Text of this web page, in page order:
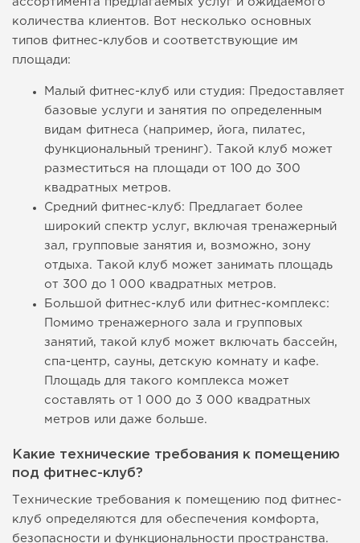
ассортимента предлагаемых услуг и ожидаемого
количества клиентов. Вот несколько основных
типов фитнес-клубов и соответствующие им
площади:
Малый фитнес-клуб или студия: Предоставляет
базовые услуги и занятия по определенным
видам фитнеса (например, йога, пилатес,
функциональный тренинг). Такой клуб может
разместиться на площади от 100 до 300
квадратных метров.
Средний фитнес-клуб: Предлагает более
широкий спектр услуг, включая тренажерный
зал, групповые занятия и, возможно, зону
отдыха. Такой клуб может занимать площадь
от 300 до 1 000 квадратных метров.
Большой фитнес-клуб или фитнес-комплекс:
Помимо тренажерного зала и групповых
занятий, такой клуб может включать бассейн,
спа-центр, сауны, детскую комнату и кафе.
Площадь для такого комплекса может
составлять от 1 000 до 3 000 квадратных
метров или даже больше.
Какие технические требования к помещению
под фитнес-клуб?
Технические требования к помещению под фитнес-
клуб определяются для обеспечения комфорта,
безопасности и функциональности пространства.